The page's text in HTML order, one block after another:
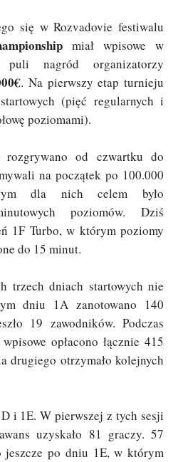
się w Rozvadovie festiwalu
miał wpisowe w
nagród organizatorzy
. Na pierwszy etap turnieju
(pięć regularnych i
poziomami).
od czwartku do
na początek po 100.000
dla nich celem było
poziomów. Dziś
1F Turbo, w którym poziomy
do 15 minut.
trzech dniach startowych nie
dniu 1A zanotowano 140
19 zawodników. Podczas
opłacono łącznie 415
drugiego otrzymało kolejnych
i 1E. W pierwszej z tych sesji
uzyskało 81 graczy. 57
jeszcze po dniu 1E, w którym